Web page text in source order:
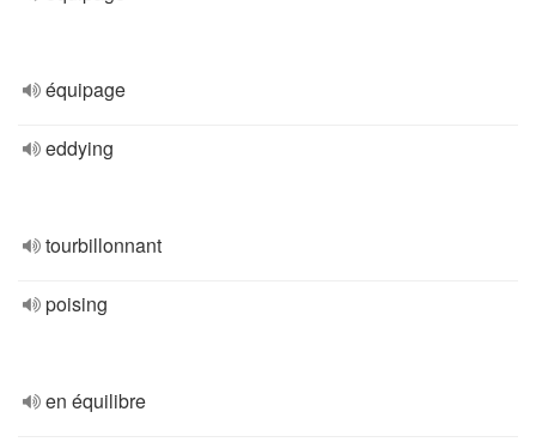
équipage
eddying
tourbillonnant
poising
en équilibre